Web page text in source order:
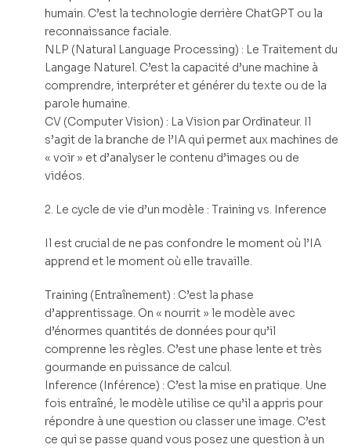
humain. C’est la technologie derrière ChatGPT ou la
reconnaissance faciale.
NLP (Natural Language Processing) : Le Traitement du
Langage Naturel. C’est la capacité d’une machine à
comprendre, interpréter et générer du texte ou de la
parole humaine.
CV (Computer Vision) : La Vision par Ordinateur. Il
s’agit de la branche de l’IA qui permet aux machines de
« voir » et d’analyser le contenu d’images ou de
vidéos.
2. Le cycle de vie d’un modèle : Training vs. Inference
Il est crucial de ne pas confondre le moment où l’IA
apprend et le moment où elle travaille.
Training (Entraînement) : C’est la phase
d’apprentissage. On « nourrit » le modèle avec
d’énormes quantités de données pour qu’il
comprenne les règles. C’est une phase lente et très
gourmande en puissance de calcul.
Inference (Inférence) : C’est la mise en pratique. Une
fois entraîné, le modèle utilise ce qu’il a appris pour
répondre à une question ou classer une image. C’est
ce qui se passe quand vous posez une question à un